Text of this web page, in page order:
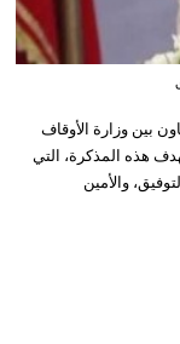
بين وزارة الأوقاف
هذه المذكرة، التي
والأمين